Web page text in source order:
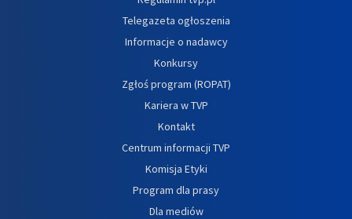
Telegazeta ogłoszenia
Informacje o nadawcy
Konkursy
Zgłoś program (ROPAT)
Kariera w TVP
Kontakt
Centrum informacji TVP
Komisja Etyki
Program dla prasy
Dla mediów